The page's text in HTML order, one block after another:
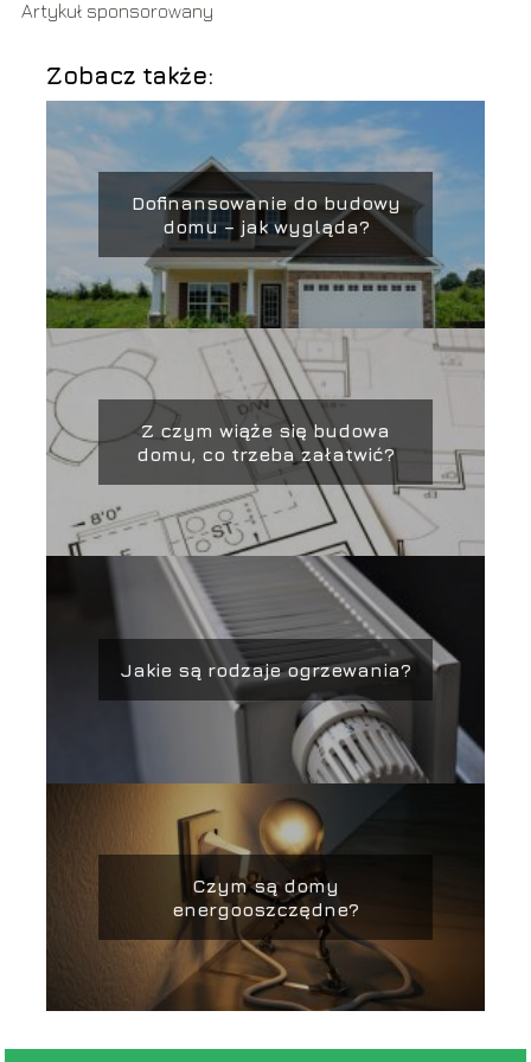
Artykuł sponsorowany
Zobacz także:
Dofinansowanie do budowy
domu – jak wygląda?
Z czym wiąże się budowa
domu, co trzeba załatwić?
Jakie są rodzaje ogrzewania?
Czym są domy
energooszczędne?